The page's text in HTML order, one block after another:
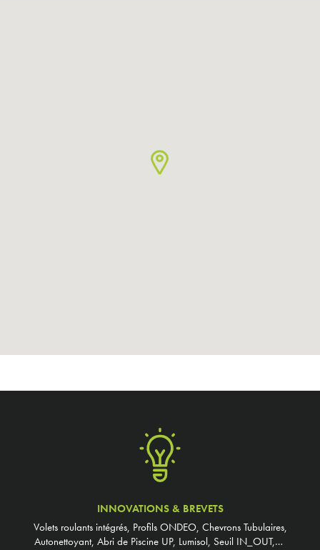
INNOVATIONS & BREVETS
Volets roulants intégrés, Profils ONDEO, Chevrons Tubulaires,
Autonettoyant, Abri de Piscine UP, Lumisol, Seuil IN_OUT,…